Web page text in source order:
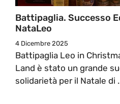
Battipaglia. Successo
NataLeo
4 Dicembre 2025
Battipaglia Leo in
Land è stato un grande
solidarietà per il Natale di